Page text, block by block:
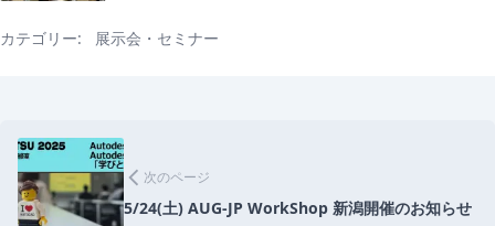
カテゴリー: 展示会・セミナー
arrow_back_ios 次のページ
5/24(土) AUG-JP WorkShop 新潟開催のお知らせ